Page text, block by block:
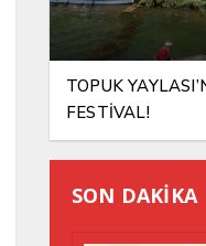
TOPUK
FESTİVAL!
SON DAKİKA